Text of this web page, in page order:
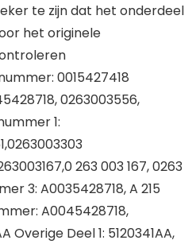
te zijn dat het onderdeel
het originele
0015427418
0263003556,
1:
263 003 167, 0263
3: A0035428718, A 215
A0045428718,
Overige Deel 1: 5120341AA,